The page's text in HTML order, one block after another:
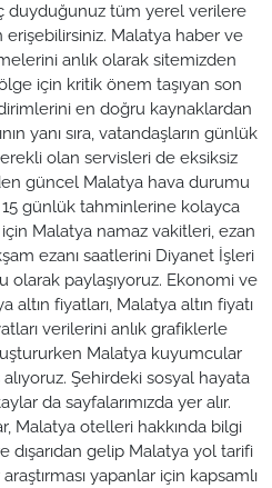
duyduğunuz tüm yerel verilere
Malatya haber ve
anlık olarak sitemizden
için kritik önem taşıyan son
en doğru kaynaklardan
yanı sıra, vatandaşların günlük
olan servisleri de eksiksiz
güncel Malatya hava durumu
günlük tahminlerine kolayca
için Malatya namaz vakitleri, ezan
ezanı saatlerini Diyanet İşleri
olarak paylaşıyoruz. Ekonomi ve
altın fiyatları, Malatya altın fiyatı
verilerini anlık grafiklerle
Malatya kuyumcular
alıyoruz. Şehirdeki sosyal hayata
da sayfalarımızda yer alır.
Malatya otelleri hakkında bilgi
gelip Malatya yol tarifi
yapanlar için kapsamlı